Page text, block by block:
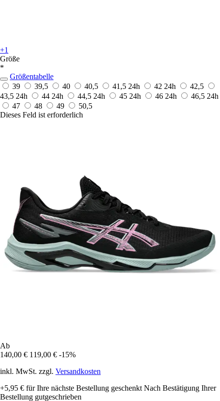
+1
Größe
*
Größentabelle
39
39,5 40 40,5 41,5 24h 42 24h
42,5
43,5 24h 44 24h 44,5 24h 45 24h 46 24h 46,5 24h
47
48 49
50,5
Dieses Feld ist erforderlich
Ab
140,00 € 119,00 € -15%
inkl. MwSt. zzgl. Versandkosten
+5,95 € für Ihre nächste Bestellung geschenkt Nach Bestätigung Ihrer
Bestellung gutgeschrieben